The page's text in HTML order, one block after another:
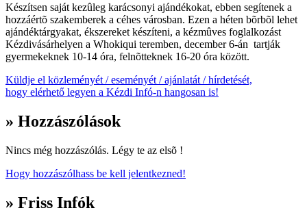
Készítsen saját kezûleg karácsonyi ajándékokat, ebben segítenek a
hozzáértõ szakemberek a céhes városban. Ezen a héten bõrbõl lehet
ajándéktárgyakat, ékszereket készíteni, a kézmûves foglalkozást
Kézdivásárhelyen a Whokiqui teremben, december 6-án tartják
gyermekeknek 10-14 óra, felnõtteknek 16-20 óra között.
Küldje el közleményét / eseményét / ajánlatát / hírdetését,
hogy elérhető legyen a Kézdi Infó-n hangosan is!
» Hozzászólások
Nincs még hozzászólás. Légy te az elsõ !
Hogy hozzászólhass be kell jelentkezned!
» Friss Infók